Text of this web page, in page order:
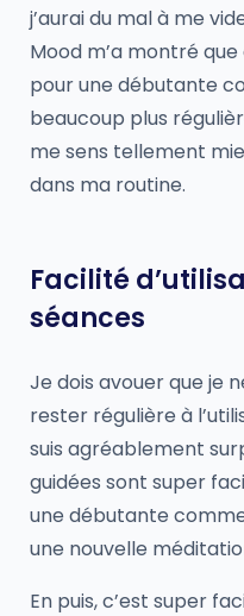
j’aurai du mal à me
Mood m’a montré
pour une débutante
beaucoup plus
me sens tellement
dans ma routine.
Facilité
séances
Je dois avouer que je
rester régulière à
suis agréablement
guidées sont super
une débutante
une nouvelle
En puis, c’est super